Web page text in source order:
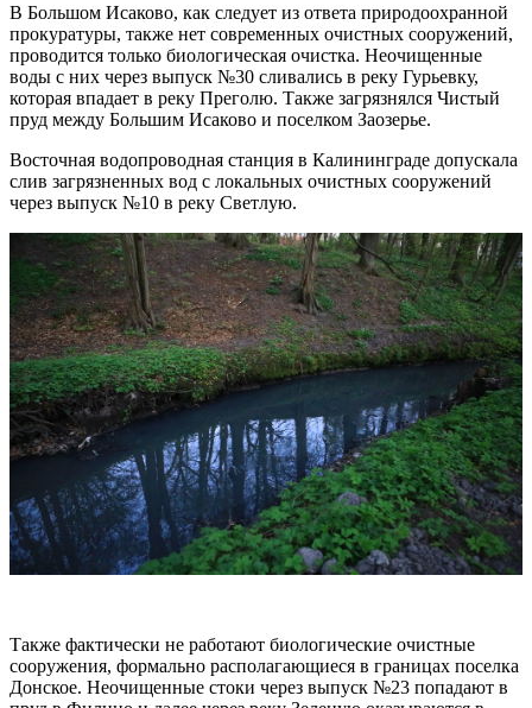
В Большом Исаково, как следует из ответа природоохранной
прокуратуры, также нет современных очистных сооружений,
проводится только биологическая очистка. Неочищенные
воды с них через выпуск №30 сливались в реку Гурьевку,
которая впадает в реку Преголю. Также загрязнялся Чистый
пруд между Большим Исаково и поселком Заозерье.
Восточная водопроводная станция в Калининграде допускала
слив загрязненных вод с локальных очистных сооружений
через выпуск №10 в реку Светлую.
Также фактически не работают биологические очистные
сооружения, формально располагающиеся в границах поселка
Донское. Неочищенные стоки через выпуск №23 попадают в